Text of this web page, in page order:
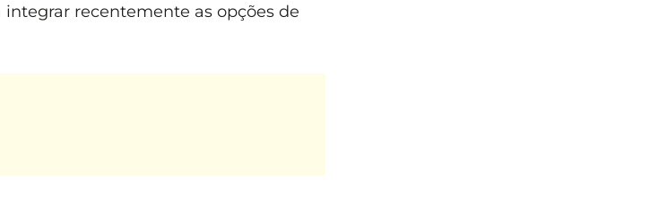
recentemente as opções de